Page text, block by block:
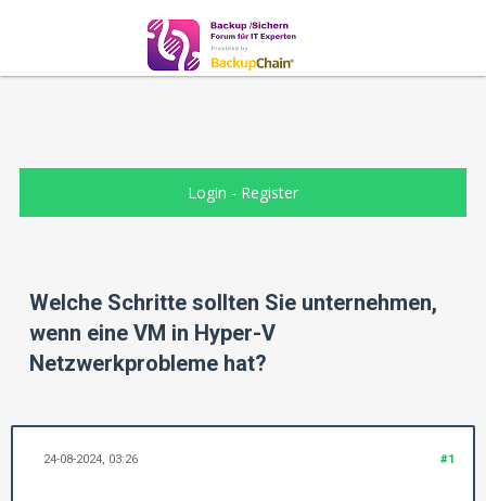
Login - Register
Welche Schritte sollten Sie unternehmen,
wenn eine VM in Hyper-V
Netzwerkprobleme hat?
#1
24-08-2024, 03:26